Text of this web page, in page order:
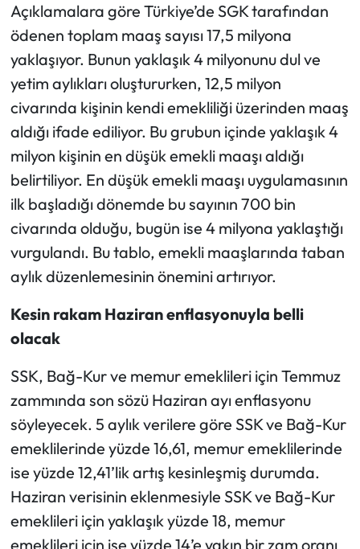
Açıklamalara göre Türkiye’de SGK tarafından
ödenen toplam maaş sayısı 17,5 milyona
yaklaşıyor. Bunun yaklaşık 4 milyonunu dul ve
yetim aylıkları oluştururken, 12,5 milyon
civarında kişinin kendi emekliliği üzerinden maaş
aldığı ifade ediliyor. Bu grubun içinde yaklaşık 4
milyon kişinin en düşük emekli maaşı aldığı
belirtiliyor. En düşük emekli maaşı uygulamasının
ilk başladığı dönemde bu sayının 700 bin
civarında olduğu, bugün ise 4 milyona yaklaştığı
vurgulandı. Bu tablo, emekli maaşlarında taban
aylık düzenlemesinin önemini artırıyor.
Kesin rakam Haziran enflasyonuyla belli
olacak
SSK, Bağ-Kur ve memur emeklileri için Temmuz
zammında son sözü Haziran ayı enflasyonu
söyleyecek. 5 aylık verilere göre SSK ve Bağ-Kur
emeklilerinde yüzde 16,61, memur emeklilerinde
ise yüzde 12,41’lik artış kesinleşmiş durumda.
Haziran verisinin eklenmesiyle SSK ve Bağ-Kur
emeklileri için yaklaşık yüzde 18, memur
emeklileri için ise yüzde 14’e yakın bir zam oranı